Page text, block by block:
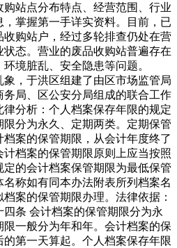
站点分布特点、经营范围、行业
掌握第一手详实资料。目前，已
购站户，经过多轮排查仍处在营
态。营业的废品收购站普遍存在
环境脏乱、安全隐患等问题。
，于洪区组建了由区市场监管局
局、区公安分局组成的联合工作
分析：个人档案保存年限的规定
分为永久、定期两类。定期保管
案的保管期限，从会计年度终了
档案的保管期限原则上应当按照
的会计档案保管期限为最低保管
称如有同本办法附表所列档案名
案的保管期限办理。法律依据：
四条 会计档案的保管期限分为永
一般分为年和年。会计档案的保
第一天算起。个人档案保存年限